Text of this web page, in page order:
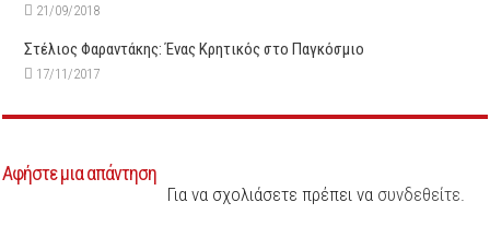
21/09/2018
Στέλιος Φαραντάκης: Ένας Κρητικός στο Παγκόσμιο
17/11/2017
Αφήστε μια απάντηση
Για να σχολιάσετε πρέπει να συνδεθείτε